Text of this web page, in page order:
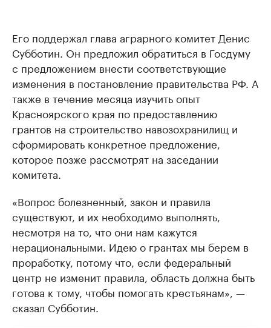
Его поддержал глава аграрного комитет Денис
Субботин. Он предложил обратиться в Госдуму
с предложением внести соответствующие
изменения в постановление правительства РФ. А
также в течение месяца изучить опыт
Красноярского края по предоставлению
грантов на строительство навозохранилищ и
сформировать конкретное предложение,
которое позже рассмотрят на заседании
комитета.
«Вопрос болезненный, закон и правила
существуют, и их необходимо выполнять,
несмотря на то, что они нам кажутся
нерациональными. Идею о грантах мы берем в
проработку, потому что, если федеральный
центр не изменит правила, область должна быть
готова к тому, чтобы помогать крестьянам», —
сказал Субботин.